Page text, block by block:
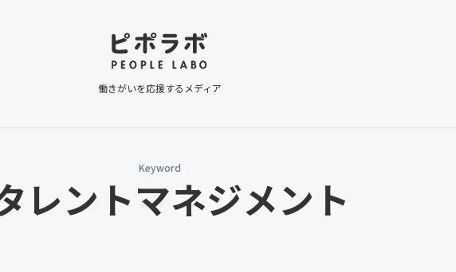
働きがいを応援するメディア
Keyword
レントマネジメント